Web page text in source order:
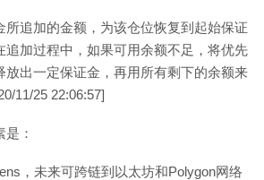
所追加的金额，为该仓位恢复到起始保证
追加过程中，如果可用余额不足，将优先
放出一定保证金，再用所有剩下的余额来
11/25 22:06:57]
：
，未来可跨链到以太坊和Polygon网络